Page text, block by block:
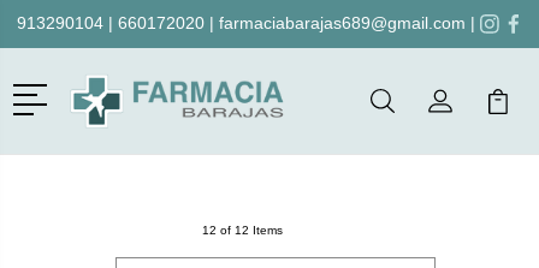
913290104| 660172020| farmaciabarajas689@gmail.com |
Menú
BuscarMi Cuenta
Mi
12 of 12 Items